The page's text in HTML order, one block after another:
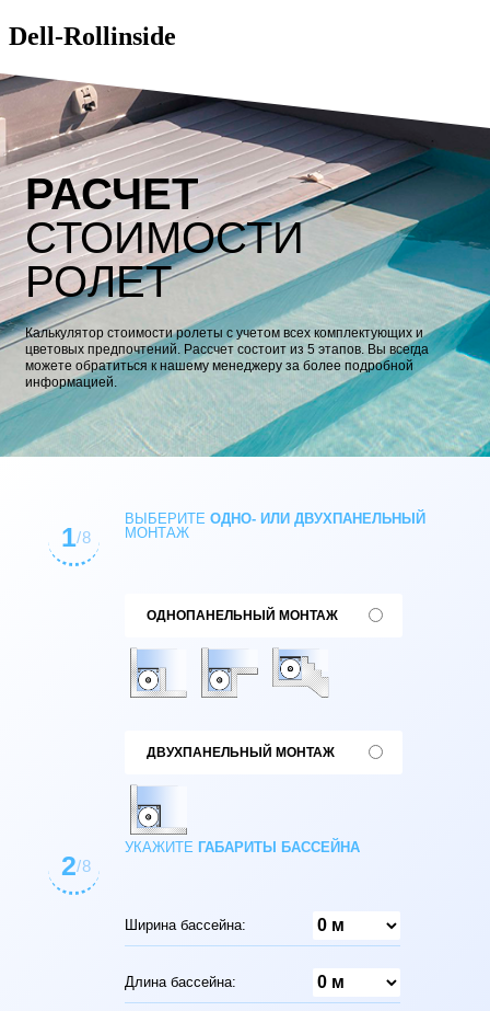
Dell-Rollinside
РАСЧЕТ
СТОИМОСТИ
РОЛЕТ
Калькулятор стоимости ролеты с учетом всех комплектующих и
цветовых предпочтений. Рассчет состоит из 5 этапов. Вы всегда
можете обратиться к нашему менеджеру за более подробной
информацией.
1/8
ВЫБЕРИТЕ ОДНО- ИЛИ ДВУХПАНЕЛЬНЫЙ
МОНТАЖ
ОДНОПАНЕЛЬНЫЙ МОНТАЖ
ДВУХПАНЕЛЬНЫЙ МОНТАЖ
2/8
УКАЖИТЕ ГАБАРИТЫ БАССЕЙНА
Ширина бассейна:
Длина бассейна: